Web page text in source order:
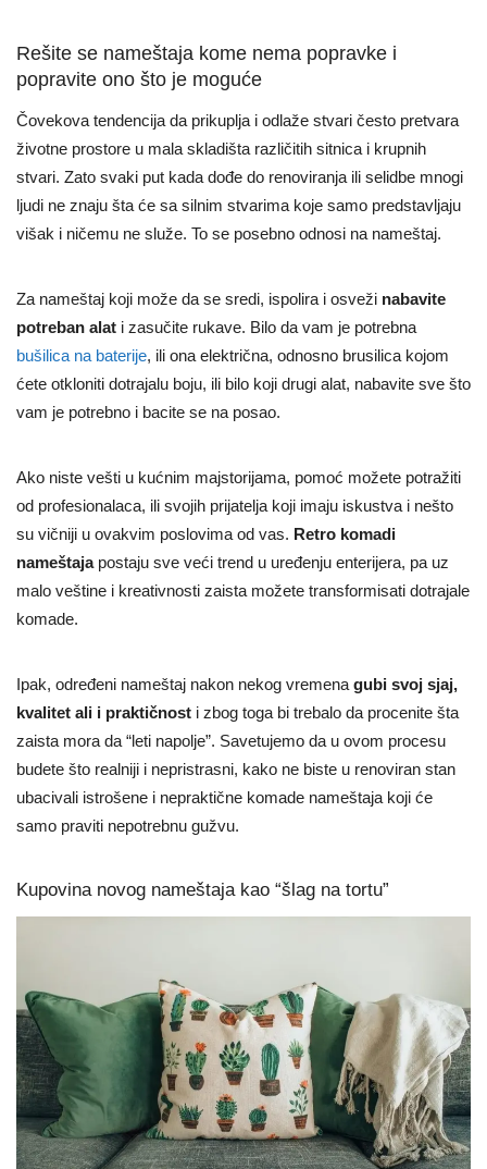
Rešite se nameštaja kome nema popravke i
popravite ono što je moguće
Čovekova tendencija da prikuplja i odlaže stvari često pretvara
životne prostore u mala skladišta različitih sitnica i krupnih
stvari. Zato svaki put kada dođe do renoviranja ili selidbe mnogi
ljudi ne znaju šta će sa silnim stvarima koje samo predstavljaju
višak i ničemu ne služe. To se posebno odnosi na nameštaj.
Za nameštaj koji može da se sredi, ispolira i osveži nabavite
potreban alat i zasučite rukave. Bilo da vam je potrebna
bušilica na baterije, ili ona električna, odnosno brusilica kojom
ćete otkloniti dotrajalu boju, ili bilo koji drugi alat, nabavite sve što
vam je potrebno i bacite se na posao.
Ako niste vešti u kućnim majstorijama, pomoć možete potražiti
od profesionalaca, ili svojih prijatelja koji imaju iskustva i nešto
su vičniji u ovakvim poslovima od vas. Retro komadi
nameštaja postaju sve veći trend u uređenju enterijera, pa uz
malo veštine i kreativnosti zaista možete transformisati dotrajale
komade.
Ipak, određeni nameštaj nakon nekog vremena gubi svoj sjaj,
kvalitet ali i praktičnost i zbog toga bi trebalo da procenite šta
zaista mora da “leti napolje”. Savetujemo da u ovom procesu
budete što realniji i nepristrasni, kako ne biste u renoviran stan
ubacivali istrošene i nepraktične komade nameštaja koji će
samo praviti nepotrebnu gužvu.
Kupovina novog nameštaja kao “šlag na tortu”